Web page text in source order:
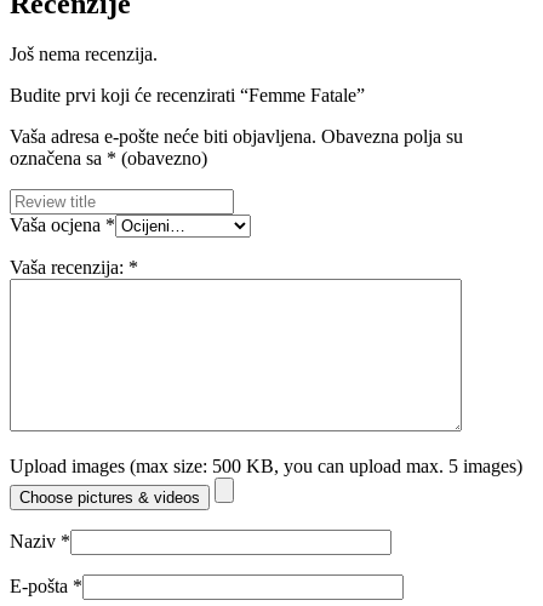
Još nema recenzija.
Budite prvi koji će recenzirati “Femme Fatale”
Vaša adresa e-pošte neće biti objavljena. Obavezna polja su
označena sa * (obavezno)
Vaša ocjena *
Vaša recenzija: *
Upload images (max size: 500 KB, you can upload max. 5 images)
Choose pictures & videos
Naziv *
E-pošta *